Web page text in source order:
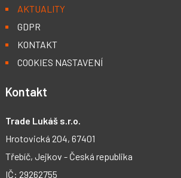
AKTUALITY
GDPR
KONTAKT
COOKIES NASTAVENÍ
Kontakt
Trade Lukáš s.r.o.
Hrotovická 204, 67401
Třebíč, Jejkov - Česká republika
IČ: 29262755